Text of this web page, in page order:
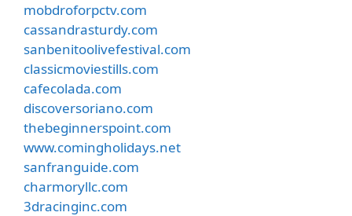
mobdroforpctv.com
cassandrasturdy.com
sanbenitoolivefestival.com
classicmoviestills.com
cafecolada.com
discoversoriano.com
thebeginnerspoint.com
www.comingholidays.net
sanfranguide.com
charmoryllc.com
3dracinginc.com